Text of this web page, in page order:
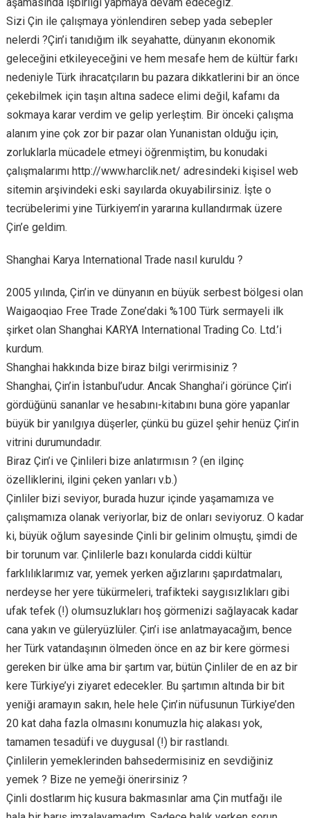
Sizi Çin ile çalışmaya yönlendiren sebep yada sebepler
nelerdi ?Çin’i tanıdığım ilk seyahatte, dünyanın ekonomik
geleceğini etkileyeceğini ve hem mesafe hem de kültür farkı
nedeniyle Türk ihracatçıların bu pazara dikkatlerini bir an önce
çekebilmek için taşın altına sadece elimi değil, kafamı da
sokmaya karar verdim ve gelip yerleştim. Bir önceki çalışma
alanım yine çok zor bir pazar olan Yunanistan olduğu için,
zorluklarla mücadele etmeyi öğrenmiştim, bu konudaki
çalışmalarımı http://www.harclik.net/ adresindeki kişisel web
sitemin arşivindeki eski sayılarda okuyabilirsiniz. İşte o
tecrübelerimi yine Türkiyem’in yararına kullandırmak üzere
Çin’e geldim.
Shanghai Karya International Trade nasıl kuruldu ?
2005 yılında, Çin’in ve dünyanın en büyük serbest bölgesi olan
Waigaoqiao Free Trade Zone’daki %100 Türk sermayeli ilk
şirket olan Shanghai KARYA International Trading Co. Ltd.’i
kurdum.
Shanghai hakkında bize biraz bilgi verirmisiniz ?
Shanghai, Çin’in İstanbul’udur. Ancak Shanghai’i görünce Çin’i
gördüğünü sananlar ve hesabını-kitabını buna göre yapanlar
büyük bir yanılgıya düşerler, çünkü bu güzel şehir henüz Çin’in
vitrini durumundadır.
Biraz Çin’i ve Çinlileri bize anlatırmısın ? (en ilginç
özelliklerini, ilgini çeken yanları v.b.)
Çinliler bizi seviyor, burada huzur içinde yaşamamıza ve
çalışmamıza olanak veriyorlar, biz de onları seviyoruz. O kadar
ki, büyük oğlum sayesinde Çinli bir gelinim olmuştu, şimdi de
bir torunum var. Çinlilerle bazı konularda ciddi kültür
farklılıklarımız var, yemek yerken ağızlarını şapırdatmaları,
nerdeyse her yere tükürmeleri, trafikteki saygısızlıkları gibi
ufak tefek (!) olumsuzlukları hoş görmenizi sağlayacak kadar
cana yakın ve güleryüzlüler. Çin’i ise anlatmayacağım, bence
her Türk vatandaşının ölmeden önce en az bir kere görmesi
gereken bir ülke ama bir şartım var, bütün Çinliler de en az bir
kere Türkiye’yi ziyaret edecekler. Bu şartımın altında bir bit
yeniği aramayın sakın, hele hele Çin’in nüfusunun Türkiye’den
20 kat daha fazla olmasını konumuzla hiç alakası yok,
tamamen tesadüfi ve duygusal (!) bir rastlandı.
Çinlilerin yemeklerinden bahsedermisiniz en sevdiğiniz
yemek ? Bize ne yemeği önerirsiniz ?
Çinli dostlarım hiç kusura bakmasınlar ama Çin mutfağı ile